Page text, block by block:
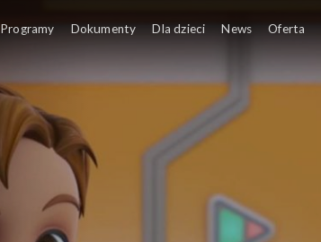
Programy Dokumenty Dla dzieci News Oferta